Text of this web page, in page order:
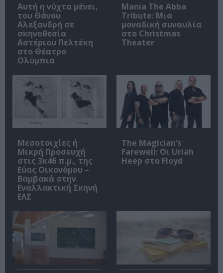
Αυτή η νύχτα μένει,
του Θάνου
Αλεξανδρή σε
σκηνοθεσία
Αστέριου Πελτέκη
στο Θέατρο
Ολύμπια
Mania The Abba
Tribute: Μια
μοναδική συναυλία
στο Christmas
Theater
Μεσοτοιχίες ή
Μικρή Προσευχή
στις 3κ46 π.μ., της
Εύας Οικονόμου –
Βαμβακά στην
Εναλλακτική Σκηνή
ΕΛΣ
The Magician’s
Farewell: Οι Uriah
Heep στο Floyd